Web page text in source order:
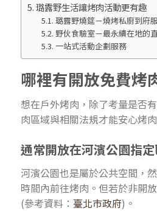
璐露野生活讓烤肉活動更有趣
璐露野燒筵－燒烤私廚到府
野伙食驗室－最永續在地的
一站式活動企劃服務
哪裡有開放免費烤
想在戶外烤肉，除了考量是否
肉區域與相關法規才能安心烤
通常開放在河濱公園指
河濱公園也是屬於公共空間，
時間內前往烤肉。但若於非開
(參考資料： 臺北市政府)。